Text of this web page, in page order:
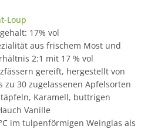
Loup
17% vol
aus frischem Most und
2:1 mit 17 % vol
gereift, hergestellt von
zu 30 zugelassenen Apfelsorten
Karamell, buttrigen
Vanille
im tulpenförmigen Weinglas als